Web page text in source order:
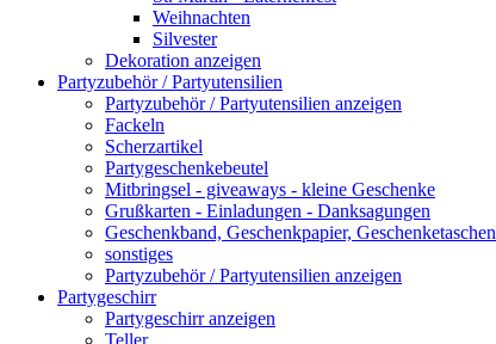
Weihnachten
Silvester
Dekoration anzeigen
Partyzubehör / Partyutensilien
Partyzubehör / Partyutensilien anzeigen
Fackeln
Scherzartikel
Partygeschenkebeutel
Mitbringsel - giveaways - kleine Geschenke
Grußkarten - Einladungen - Danksagungen
Geschenkband, Geschenkpapier, Geschenketaschen
sonstiges
Partyzubehör / Partyutensilien anzeigen
Partygeschirr
Partygeschirr anzeigen
Teller